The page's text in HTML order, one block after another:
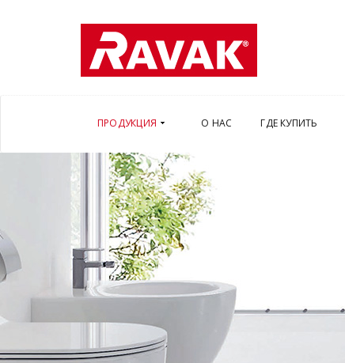
ПРОДУКЦИЯ О НАС ГДЕ КУПИТЬ